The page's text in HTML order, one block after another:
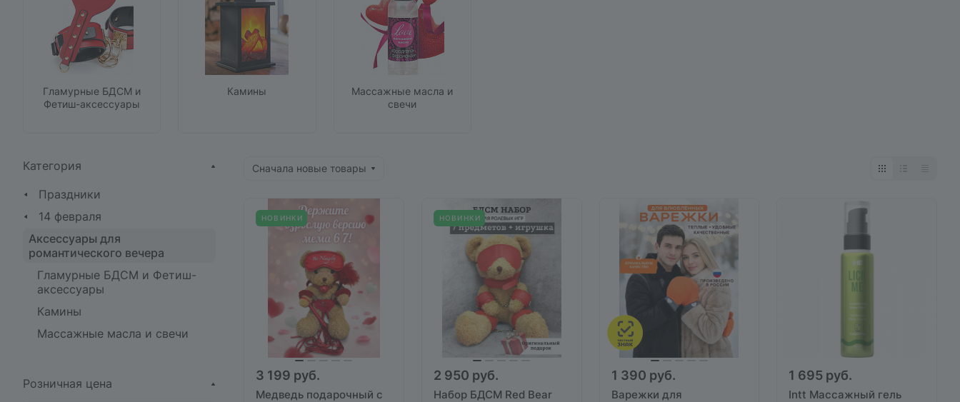
Гламурные БДСМ и
Фетиш-аксессуары
Камины
Массажные масла и
свечи
Сначала новые товары
НОВИНКИ
3 199 руб.
Медведь подарочный с
НОВИНКИ
2 950 руб.
Набор БДСМ Red Bear
1 390 руб.
Варежки для
1 695 руб.
Intt Массажный гель
Категория
Праздники
14 февраля
Аксессуары для
романтического вечера
Гламурные БДСМ и Фетиш-
аксессуары
Камины
Массажные масла и свечи
Розничная цена